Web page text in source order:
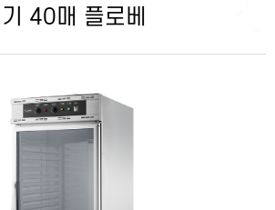
40매 플로베